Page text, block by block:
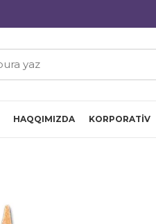
HAQQIMIZDA KORPORATIV